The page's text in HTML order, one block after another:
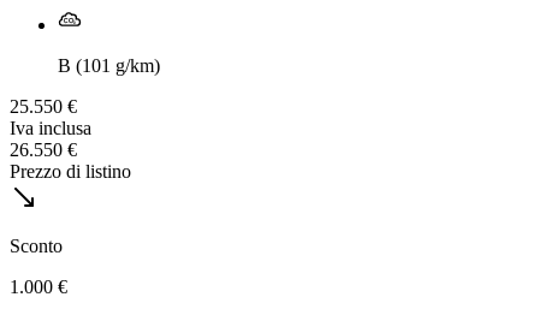
B (101 g/km)
25.550 €
Iva inclusa
26.550 €
Prezzo di listino
Sconto
1.000 €